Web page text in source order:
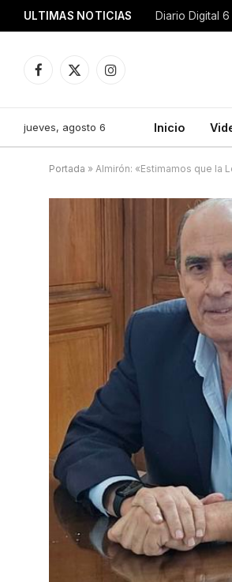
ULTIMAS NOTICIAS Diario Digital
Facebook
X
Instagram
jueves, agosto 6 Inicio
Portada » Almirón: «Estimamos que la